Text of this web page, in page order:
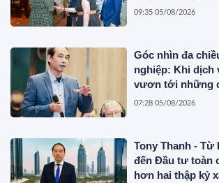
09:35 05/08/2026
Góc nhìn đa
nghiệp: Khi dịch
vươn tới những
07:28 05/08/2026
Tony Thanh - Từ
đến Đầu tư toàn
hơn hai thập kỷ